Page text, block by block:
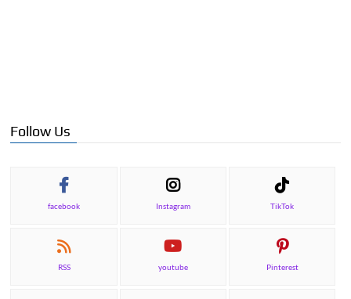
Follow Us
facebook Instagram TikTok
RSS youtube Pinterest